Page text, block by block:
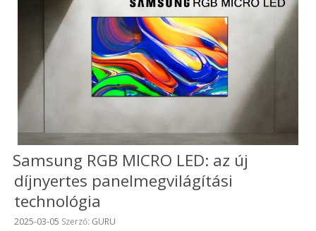
Samsung RGB MICRO LED: az új
díjnyertes panelmegvilágítási
technológia
Beküldve:
2025-03-05 Szerző: GURU